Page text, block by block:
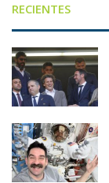
RECIENTES